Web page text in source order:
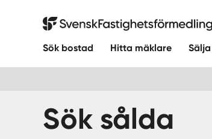
Svensk Fastighetsförmedling
Sök bostad Hitta mäklare Sälja
Sök sålda